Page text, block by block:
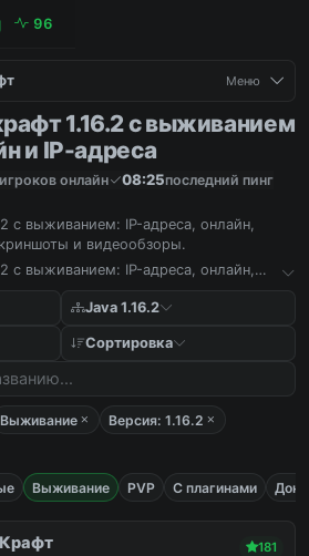
96
Меню
1.16.2 с выживанием
и IP-адреса
игроков онлайн 08:25последний пинг
с выживанием: IP-адреса, онлайн,
и видеообзоры.
с выживанием: IP-адреса, онлайн,
Java 1.16.2
Сортировка
Выживание
Версия: 1.16.2
Выживание PVP С плагинами
181